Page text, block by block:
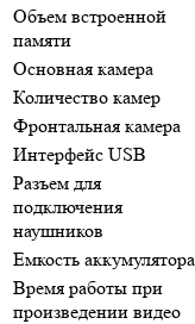
Объем встроенной
памяти
Основная камера
Количество камер
Фронтальная камера
Интерфейс USB
Разъем для
подключения
наушников
Емкость аккумулятора
Время работы при
произведении видео